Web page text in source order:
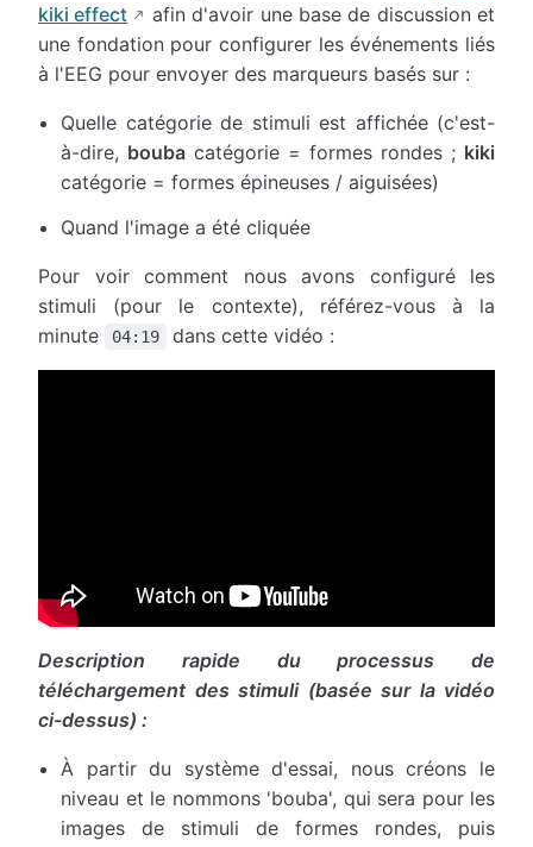
kiki effect
afin d'avoir une base de discussion et
une fondation pour configurer les événements liés
à l'EEG pour envoyer des marqueurs basés sur :
Quelle catégorie de stimuli est affichée (c'est-
à-dire, bouba catégorie = formes rondes ; kiki
catégorie = formes épineuses / aiguisées)
Quand l'image a été cliquée
Pour voir comment nous avons configuré les
stimuli (pour le contexte), référez-vous à la
minute
04:19 dans cette vidéo :
Description rapide du processus de
téléchargement des stimuli (basée sur la vidéo
ci-dessus) :
À partir du système d'essai, nous créons le
niveau et le nommons 'bouba', qui sera pour les
images de stimuli de formes rondes, puis